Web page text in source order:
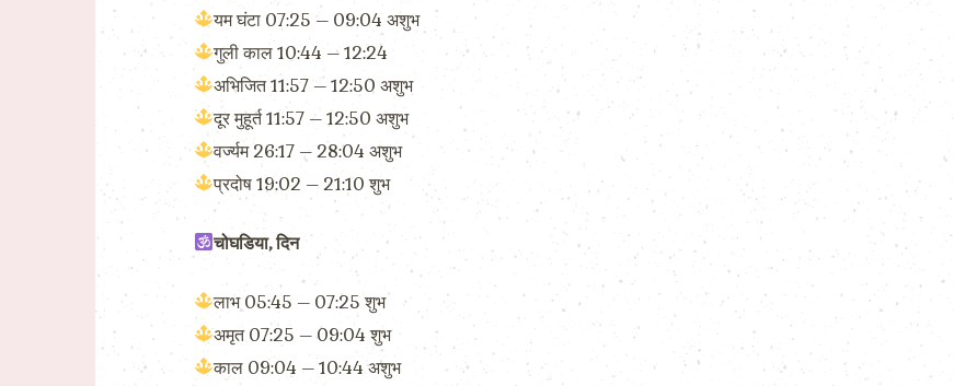
यम घंटा 07:25 – 09:04 अशुभ
गुली काल 10:44 – 12:24
अभिजित 11:57 – 12:50 अशुभ
दूर मुहूर्त 11:57 – 12:50 अशुभ
वर्ज्यम 26:17 – 28:04 अशुभ
प्रदोष 19:02 – 21:10 शुभ
चोघडिया, दिन
लाभ 05:45 – 07:25 शुभ
अमृत 07:25 – 09:04 शुभ
काल 09:04 – 10:44 अशुभ